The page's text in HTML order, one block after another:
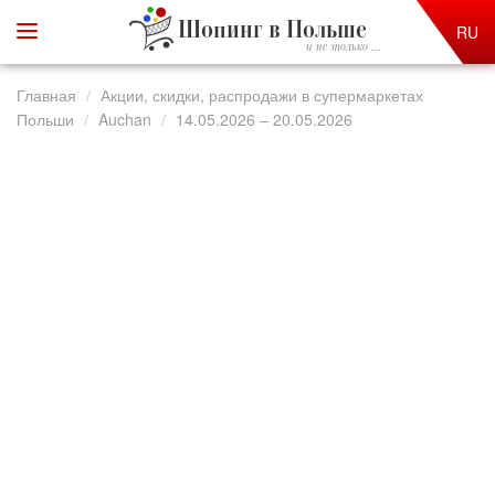
Шопинг в Польше
и не только ...
RU
Главная
Акции, скидки, распродажи в супермаркетах
Польши
Auchan 14.05.2026 – 20.05.2026